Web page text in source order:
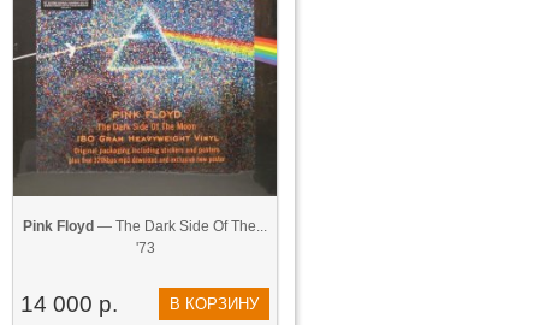
Pink Floyd — The Dark Side Of The...
'73
14 000 р. В КОРЗИНУ